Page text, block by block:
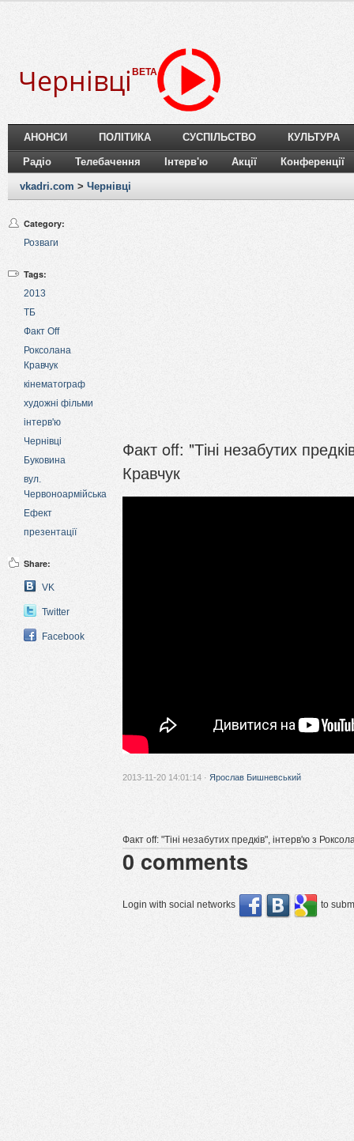
Чернівці BETA
АНОНСИ ПОЛІТИКА СУСПІЛЬСТВО КУЛЬТУРА
Радіо Телебачення Інтерв'ю Акції Конференції
vkadri.com > Чернівці
Category:
Розваги
Tags:
2013
ТБ
Факт Off
Роксолана
Кравчук
кінематограф
художні фільми
інтерв'ю
Чернівці
Буковина
вул.
Червоноармійська
Ефект
презентації
Share:
VK
Twitter
Facebook
Факт off: "Тіні незабутих
Кравчук
2013-11-20 14:01:14 · Ярослав Бишневський
Факт off: "Тіні незабутих предків", інтерв'ю з
0 comments
Login with social networks to